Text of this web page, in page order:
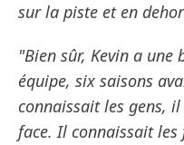
sur la piste et en
"Bien sûr, Kevin a une
équipe, six saisons
connaissait les gens,
face. Il connaissait les